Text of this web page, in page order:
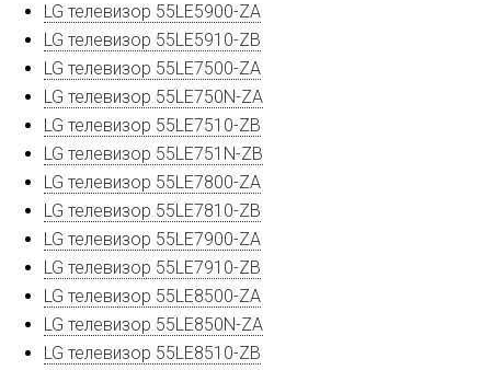
LG телевизор 55LE5900-ZA
LG телевизор 55LE5910-ZB
LG телевизор 55LE7500-ZA
LG телевизор 55LE750N-ZA
LG телевизор 55LE7510-ZB
LG телевизор 55LE751N-ZB
LG телевизор 55LE7800-ZA
LG телевизор 55LE7810-ZB
LG телевизор 55LE7900-ZA
LG телевизор 55LE7910-ZB
LG телевизор 55LE8500-ZA
LG телевизор 55LE850N-ZA
LG телевизор 55LE8510-ZB